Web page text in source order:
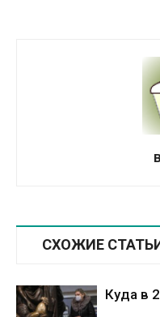
СХОЖИЕ
Куда в